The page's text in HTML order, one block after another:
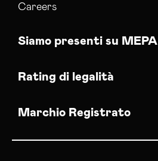
Careers
Siamo presenti su MEPA
Rating di legalità
Marchio Registrato